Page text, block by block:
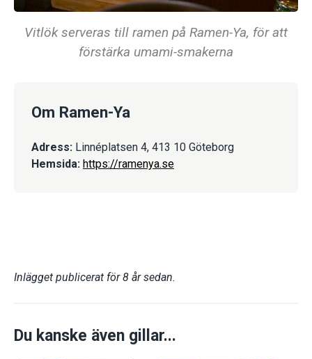
Vitlök serveras till ramen på Ramen-Ya, för att
förstärka umami-smakerna
Om Ramen-Ya
Adress: Linnéplatsen 4, 413 10 Göteborg
Hemsida: https://ramenya.se
Inlägget publicerat för 8 år sedan.
Du kanske även gillar...